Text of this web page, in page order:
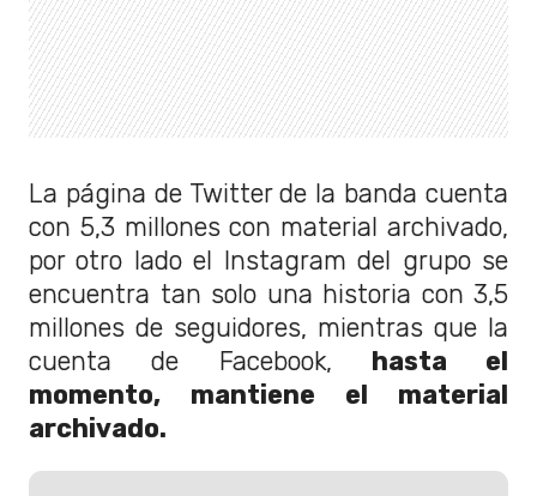
La página de Twitter de la banda cuenta
con 5,3 millones con material archivado,
por otro lado el Instagram del grupo se
encuentra tan solo una historia con 3,5
millones de seguidores, mientras que la
cuenta de Facebook, hasta el
momento, mantiene el material
archivado.